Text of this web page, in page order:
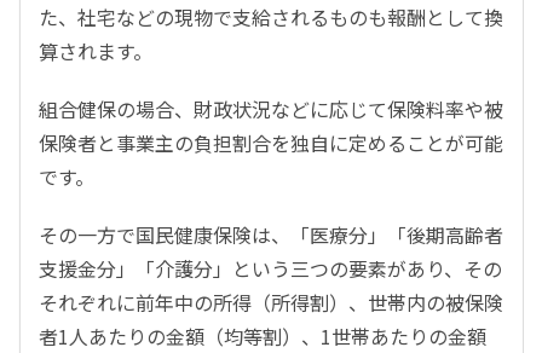
た、社宅などの現物で支給されるものも報酬として換
算されます。
組合健保の場合、財政状況などに応じて保険料率や被
保険者と事業主の負担割合を独自に定めることが可能
です。
その一方で国民健康保険は、「医療分」「後期高齢者
支援金分」「介護分」という三つの要素があり、その
それぞれに前年中の所得（所得割）、世帯内の被保険
者1人あたりの金額（均等割）、1世帯あたりの金額